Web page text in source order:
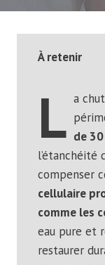
À retenir
l a
de
l’étanchéité
compenser
cellulaire
comme les
eau pure et
restaurer